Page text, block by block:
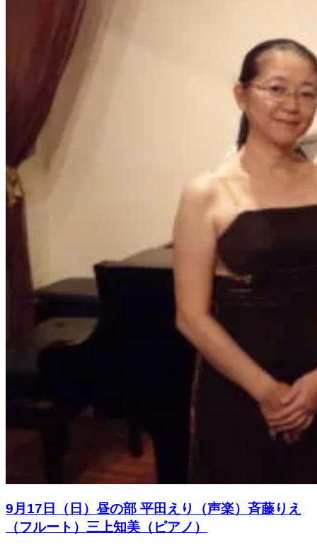
9月17日（日）昼の部 平田えり（声楽）斉藤りえ
（フルート）三上知美（ピアノ）